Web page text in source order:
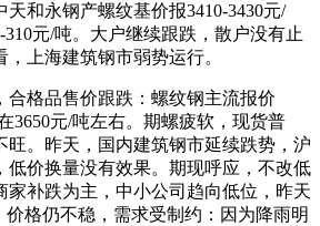
和永钢产螺纹基价报3410-3430元/
元/吨。大户继续跟跌，散户没有止
上海建筑钢市弱势运行。
合格品售价跟跌：螺纹钢主流报价
3650元/吨左右。期螺疲软，现货普
旺。昨天，国内建筑钢市延续跌势，沪
低价换量没有效果。期现呼应，不改低
家补跌为主，中小公司趋向低位，昨天
价格仍不稳，需求受制约：因为降雨明